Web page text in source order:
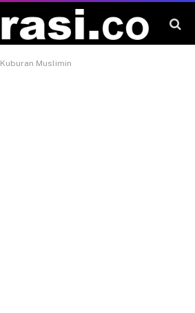
Kuburan Muslimin